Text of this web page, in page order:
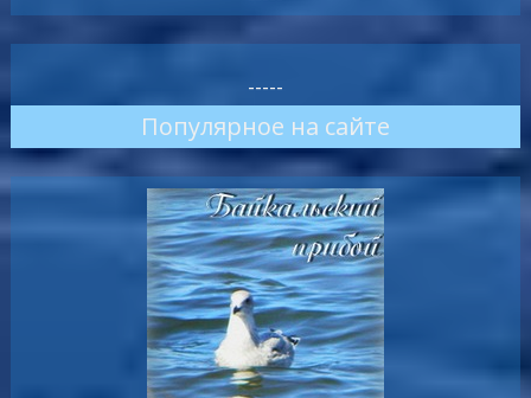
-----
Популярное на сайте